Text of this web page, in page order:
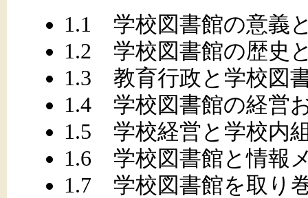
1.1 学校図書館の意義
1.2 学校図書館の歴史
1.3 教育行政と学校図
1.4 学校図書館の経営
1.5 学校経営と学校内
1.6 学校図書館と情報
1.7 学校図書館を取り